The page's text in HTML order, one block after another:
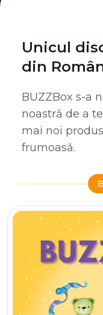
Unicul
din
BUZZBox s-a
noastră de a
mai noi
frumoasă.